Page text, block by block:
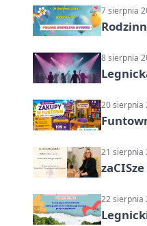
7 sierpnia
8 sierpnia
20 sierpnia
21 sierpnia
22 sierpnia